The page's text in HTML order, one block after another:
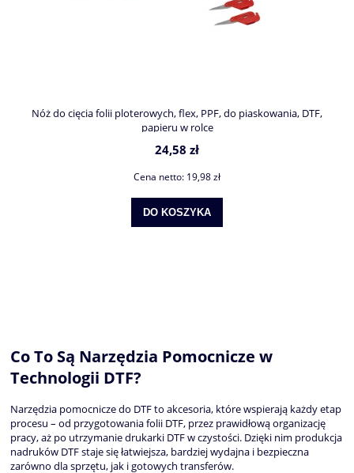
Nóż do cięcia folii ploterowych, flex, PPF, do piaskowania, DTF,
papieru w rolce
24,58 zł
Cena netto: 19,98 zł
DO KOSZYKA
Co To Są Narzędzia Pomocnicze w
Technologii DTF?
Narzędzia pomocnicze do DTF to akcesoria, które wspierają każdy etap
procesu – od przygotowania folii DTF, przez prawidłową organizację
pracy, aż po utrzymanie drukarki DTF w czystości. Dzięki nim produkcja
nadruków DTF staje się łatwiejsza, bardziej wydajna i bezpieczna
zarówno dla sprzętu, jak i gotowych transferów.